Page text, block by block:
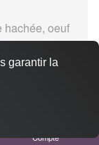
hachée, oeuf
Compte
garantir la